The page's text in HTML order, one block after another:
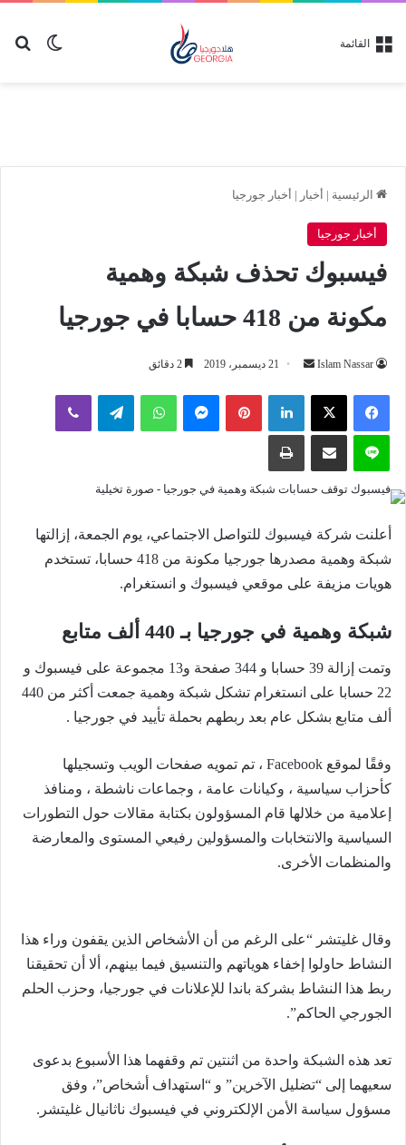
الوضع القائمة
الرئيسية | أخبار | أخبار جورجيا
أخبار جورجيا
فيسبوك تحذف شبكة وهمية
مكونة من 418 حسابا في جورجيا
Islam Nassar
أرسل
إلكترونيا
21 ديسمبر، 2019
لينكدإن بينتيريستماسنجر واتساب تيلقرام ڤايبر
لاين مشاركة عبر البريد طباعة
أعلنت شركة فيسبوك للتواصل الاجتماعي، يوم الجمعة، إزالتها
شبكة وهمية مصدرها جورجيا مكونة من 418 حسابا، تستخدم
هويات مزيفة على موقعي فيسبوك و انستغرام.
شبكة وهمية في جورجيا بـ 440 ألف متابع
وتمت إزالة 39 حسابا و 344 صفحة و13 مجموعة على فيسبوك و
22 حسابا على انستغرام تشكل شبكة وهمية جمعت أكثر من 440
ألف متابع بشكل عام بعد ربطهم بحملة تأييد في جورجيا .
وفقًا لموقع Facebook ، تم تمويه صفحات الويب وتسجيلها
كأحزاب سياسية ، وكيانات عامة ، وجماعات ناشطة ، ومنافذ
إعلامية من خلالها قام المسؤولون بكتابة مقالات حول التطورات
السياسية والانتخابات والمسؤولين رفيعي المستوى والمعارضة
والمنظمات الأخرى.
وقال غليتشر “على الرغم من أن الأشخاص الذين يقفون وراء هذا
النشاط حاولوا إخفاء هوياتهم والتنسيق فيما بينهم، ألا أن تحقيقنا
ربط هذا النشاط بشركة باندا للإعلانات في جورجيا، وحزب الحلم
الجورجي الحاكم”.
تعد هذه الشبكة واحدة من اثنتين تم وقفهما هذا الأسبوع بدعوى
سعيهما إلى “تضليل الآخرين” و “استهداف أشخاص”، وفق
مسؤول سياسة الأمن الإلكتروني في فيسبوك ناثانيال غليتشر.